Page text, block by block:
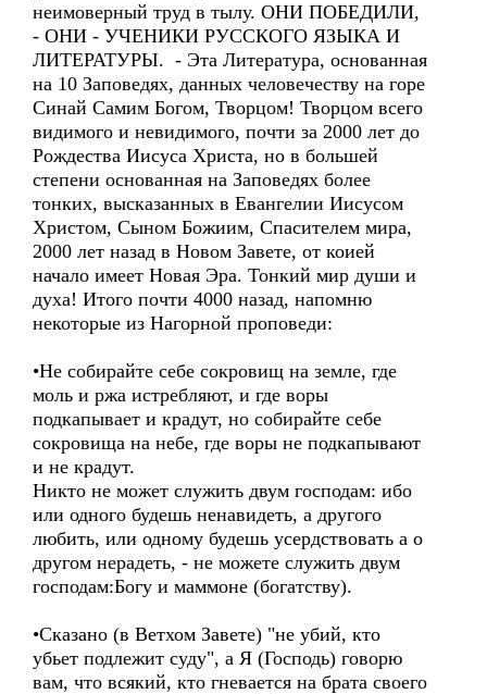
неимоверный труд в тылу. ОНИ ПОБЕДИЛИ,
- ОНИ - УЧЕНИКИ РУССКОГО ЯЗЫКА И
ЛИТЕРАТУРЫ. - Эта Литература, основанная
на 10 Заповедях, данных человечеству на горе
Синай Самим Богом, Творцом! Творцом всего
видимого и невидимого, почти за 2000 лет до
Рождества Иисуса Христа, но в большей
степени основанная на Заповедях более
тонких, высказанных в Евангелии Иисусом
Христом, Сыном Божиим, Спасителем мира,
2000 лет назад в Новом Завете, от коией
начало имеет Новая Эра. Тонкий мир души и
духа! Итого почти 4000 назад, напомню
некоторые из Нагорной проповеди:
•Не собирайте себе сокровищ на земле, где
моль и ржа истребляют, и где воры
подкапывает и крадут, но собирайте себе
сокровища на небе, где воры не подкапывают
и не крадут.
Никто не может служить двум господам: ибо
или одного будешь ненавидеть, а другого
любить, или одному будешь усердствовать а о
другом нерадеть, - не можете служить двум
господам:Богу и маммоне (богатству).
•Сказано (в Ветхом Завете) "не убий, кто
убьет подлежит суду", а Я (Господь) говорю
вам, что всякий, кто гневается на брата своего